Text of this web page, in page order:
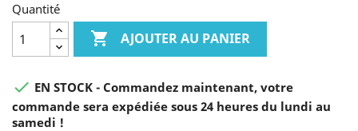
Quantité
 AJOUTER AU PANIER
 EN STOCK - Commandez maintenant, votre
commande sera expédiée sous 24 heures du lundi au
samedi !